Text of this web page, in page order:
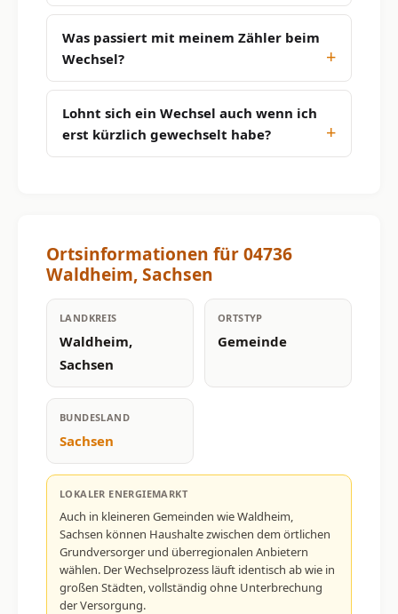
Was passiert mit meinem Zähler beim
Wechsel?
Lohnt sich ein Wechsel auch wenn ich
erst kürzlich gewechselt habe?
Ortsinformationen für 04736
Waldheim, Sachsen
LANDKREIS
Waldheim,
Sachsen
ORTSTYP
Gemeinde
BUNDESLAND
Sachsen
LOKALER ENERGIEMARKT
Auch in kleineren Gemeinden wie Waldheim,
Sachsen können Haushalte zwischen dem örtlichen
Grundversorger und überregionalen Anbietern
wählen. Der Wechselprozess läuft identisch ab wie in
großen Städten, vollständig ohne Unterbrechung
der Versorgung.